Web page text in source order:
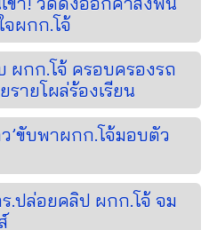
จผกก.โจ้
ผกก.โจ้ ครอบครองรถ
รายโผล่ร้องเรียน
ว’ขับพาผกก.โจ้มอบตัว
.ปล่อยคลิป ผกก.โจ้ จม